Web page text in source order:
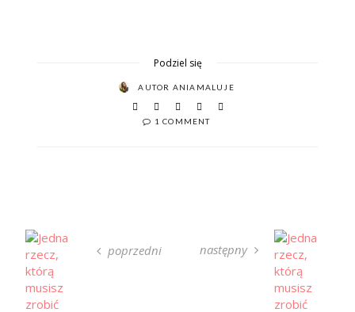
Podziel się
AUTOR ANIAMALUJE
1 COMMENT
poprzedni następny